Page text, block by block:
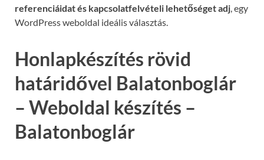
referenciáidat és kapcsolatfelvételi lehetőséget adj , egy
WordPress weboldal ideális választás.
Honlapkészítés rövid
határidővel Balatonboglár
– Weboldal készítés –
Balatonboglár